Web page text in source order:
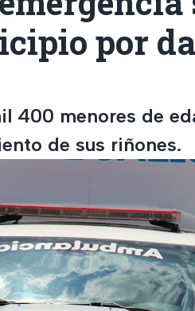
por
400 menores de
de sus riñones.